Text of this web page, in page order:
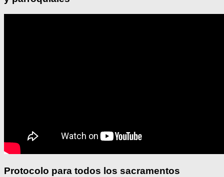
Protocolo para todos los sacramentos